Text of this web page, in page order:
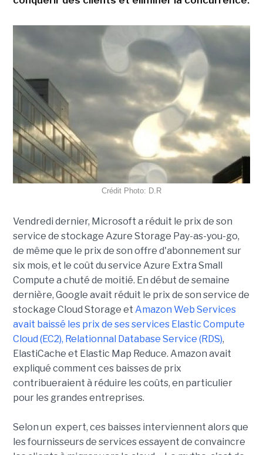
Crédit Photo: D.R
Vendredi dernier, Microsoft a réduit le prix de son
service de stockage Azure Storage Pay-as-you-go,
de même que le prix de son offre d'abonnement sur
six mois, et le coût du service Azure Extra Small
Compute a chuté de moitié. En début de semaine
dernière, Google avait réduit le prix de son service de
stockage Cloud Storage et Amazon Web Services
avait baissé les prix de ses services Elastic Compute
Cloud (EC2), Relationnal Database Service (RDS),
ElastiCache et Elastic Map Reduce. Amazon avait
expliqué comment ces baisses de prix
contribueraient à réduire les coûts, en particulier
pour les grandes entreprises.
Selon un expert, ces baisses interviennent alors que
les fournisseurs de services essayent de convaincre